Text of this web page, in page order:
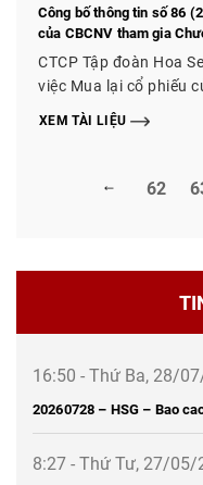
Công bố thông tin số 86
của CBCNV tham gia
2017 nghỉ việc để làm cổ
CTCP Tập đoàn Hoa
việc Mua lại cổ phiếu
phát hành cổ phiếu
XEM TÀI LIỆU
62
16:50 - Thứ Ba, 28/
20260728 – HSG – Bao
8:27 - Thứ Tư, 27/05/